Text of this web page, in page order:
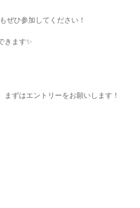
ぜひ参加してください！
きます✨
ずはエントリーをお願いします！